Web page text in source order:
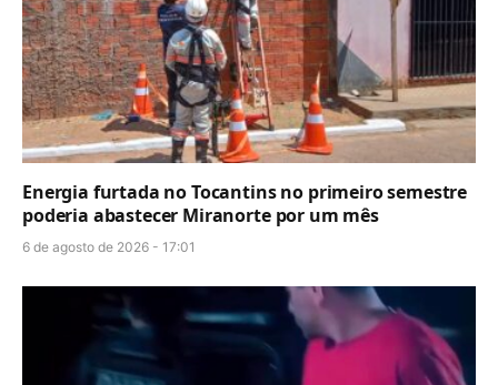
Energia furtada no Tocantins no primeiro semestre
poderia abastecer Miranorte por um mês
6 de agosto de 2026 - 17:01